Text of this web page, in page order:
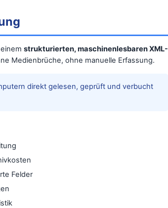
strukturierten, maschinenlesbaren XML-
Medienbrüche, ohne manuelle Erfassung.
direkt gelesen, geprüft und verbucht
Felder